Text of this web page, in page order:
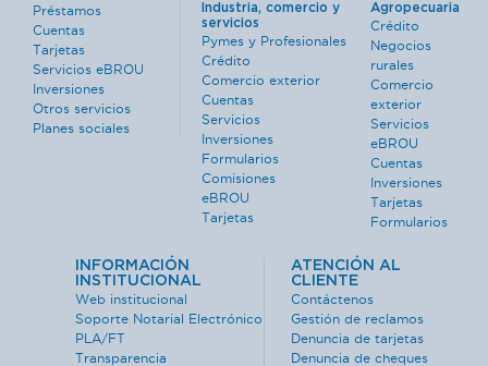
Préstamos
Cuentas
Tarjetas
Servicios eBROU
Inversiones
Otros servicios
Planes sociales
Industria, comercio y
servicios
Pymes y Profesionales
Crédito
Comercio exterior
Cuentas
Servicios
Inversiones
Formularios
Comisiones
eBROU
Tarjetas
Agropecuaria
Crédito
Negocios
rurales
Comercio
exterior
Servicios
eBROU
Cuentas
Inversiones
Tarjetas
Formularios
INFORMACIÓN
INSTITUCIONAL
Web institucional
Soporte Notarial Electrónico
PLA/FT
Transparencia
ATENCIÓN AL
CLIENTE
Contáctenos
Gestión de reclamos
Denuncia de tarjetas
Denuncia de cheques